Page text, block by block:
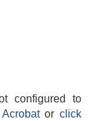
configured to
Acrobatorclick